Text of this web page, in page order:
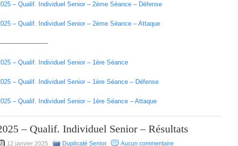
– Qualif. Individuel Senior – 2ème Séance – Défense
– Qualif. Individuel Senior – 2ème Séance – Attaque
– Qualif. Individuel Senior – 1ère Séance
– Qualif. Individuel Senior – 1ère Séance – Défense
– Qualif. Individuel Senior – 1ère Séance – Attaque
– Qualif. Individuel Senior – Résultats
12 janvier 2025 Duplicaté Senior Aucun commentaire